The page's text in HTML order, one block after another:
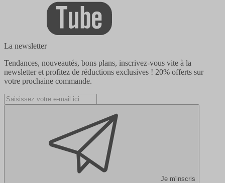
La newsletter
Tendances, nouveautés, bons plans, inscrivez-vous vite à la
newsletter et profitez de réductions exclusives ! 20% offerts sur
votre prochaine commande.
Je m'inscris